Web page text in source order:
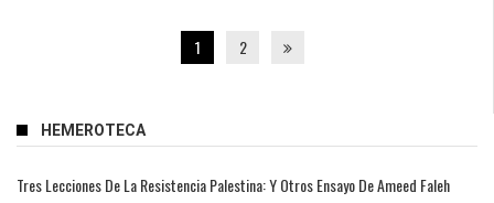
1 2
HEMEROTECA
Tres Lecciones De La Resistencia Palestina: Y Otros Ensayo De Ameed Faleh